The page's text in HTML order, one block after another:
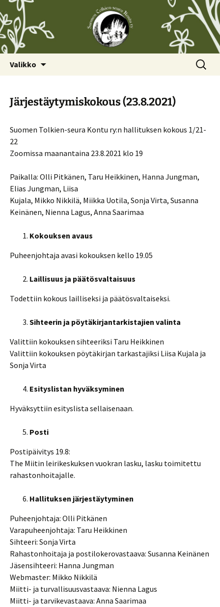
Valikko Haku:
Järjestäytymiskokous (23.8.2021)
Suomen Tolkien-seura Kontu ry:n hallituksen kokous 1/21-
22
Zoomissa maanantaina 23.8.2021 klo 19
Paikalla: Olli Pitkänen, Taru Heikkinen, Hanna Jungman,
Elias Jungman, Liisa
Kujala, Mikko Nikkilä, Miikka Uotila, Sonja Virta, Susanna
Keinänen, Nienna Lagus, Anna Saarimaa
Kokouksen avaus
Puheenjohtaja avasi kokouksen kello 19.05
Laillisuus ja päätösvaltaisuus
Todettiin kokous lailliseksi ja päätösvaltaiseksi.
Sihteerin ja pöytäkirjantarkistajien valinta
Valittiin kokouksen sihteeriksi Taru Heikkinen
Valittiin kokouksen pöytäkirjan tarkastajiksi Liisa Kujala ja
Sonja Virta
Esityslistan hyväksyminen
Hyväksyttiin esityslista sellaisenaan.
Posti
Postipäivitys 19.8:
The Miitin leirikeskuksen vuokran lasku, lasku toimitettu
rahastonhoitajalle.
Hallituksen järjestäytyminen
Puheenjohtaja: Olli Pitkänen
Varapuheenjohtaja: Taru Heikkinen
Sihteeri: Sonja Virta
Rahastonhoitaja ja postilokerovastaava: Susanna Keinänen
Jäsensihteeri: Hanna Jungman
Webmaster: Mikko Nikkilä
Miitti- ja turvallisuusvastaava: Nienna Lagus
Miitti- ja tarvikevastaava: Anna Saarimaa